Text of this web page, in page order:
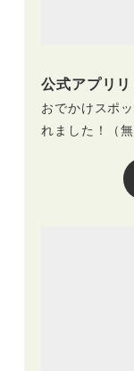
公式アプリ
おでかけスポ
れました！（無